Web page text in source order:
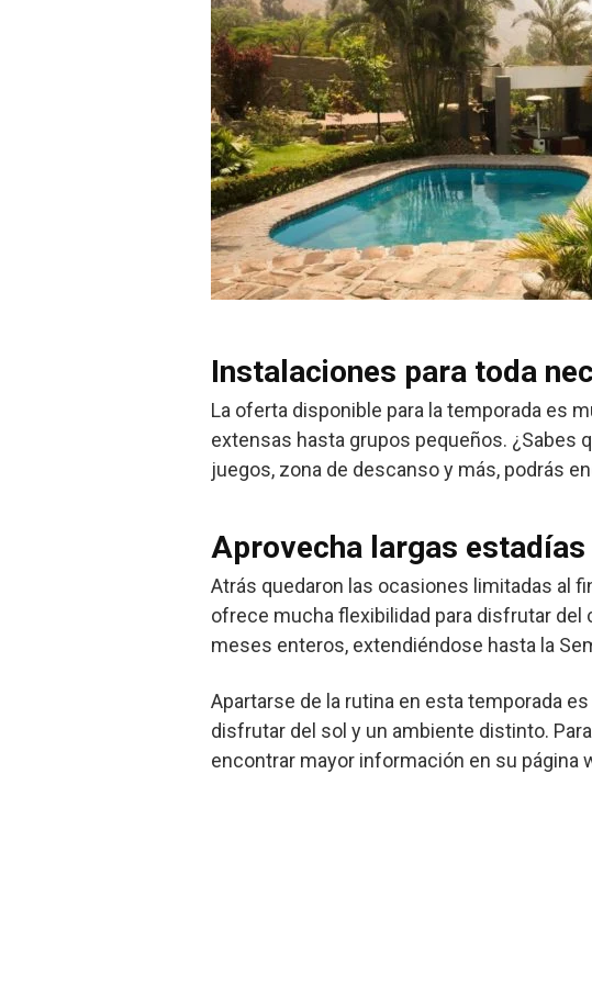
Instalaciones para toda
La oferta disponible para la temporada es
extensas hasta grupos pequeños. ¿Sabes
juegos, zona de descanso y más, podrás
Aprovecha largas estadías
Atrás quedaron las ocasiones limitadas al
ofrece mucha flexibilidad para disfrutar del
meses enteros, extendiéndose hasta la
Apartarse de la rutina en esta temporada
disfrutar del sol y un ambiente distinto.
encontrar mayor información en su página